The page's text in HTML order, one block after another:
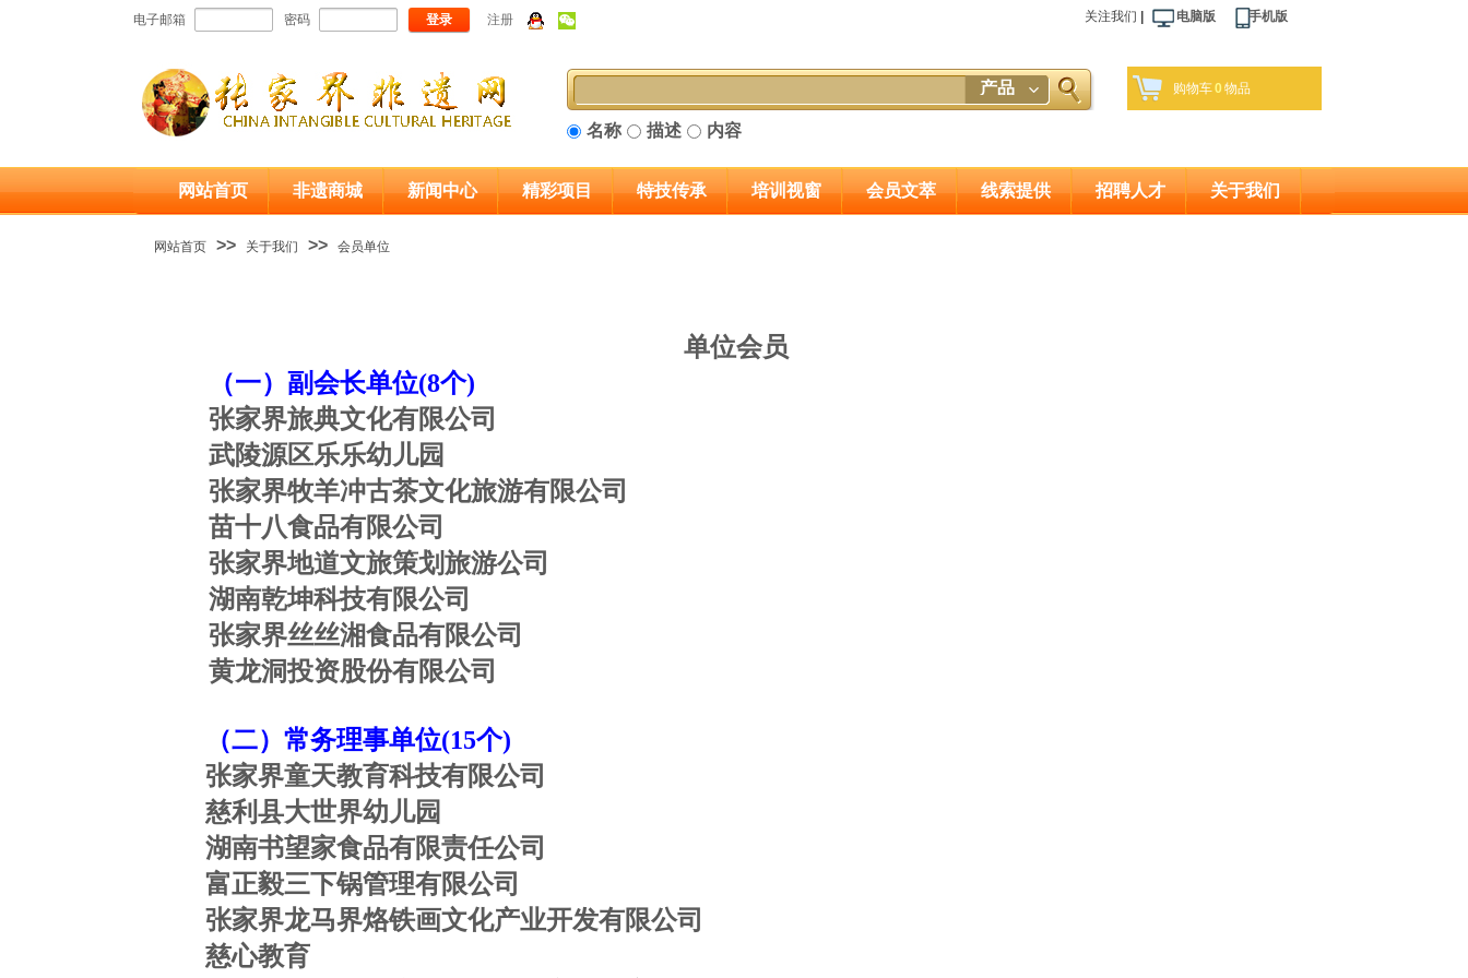
电子邮箱 密码 登录 注册 关注我们 电脑版 手机版
购物车0 物品
产品
名称 描述 内容
网站首页 非遗商城 新闻中心 精彩项目 特技传承 培训视窗 会员文萃 线索提供 招聘人才 关于我们
网站首页 >> 关于我们 >> 会员单位
单位会员
（一）副会长单位(8个)
张家界旅典文化有限公司
武陵源区乐乐幼儿园
张家界牧羊冲古茶文化旅游有限公司
苗十八食品有限公司
张家界地道文旅策划旅游公司
湖南乾坤科技有限公司
张家界丝丝湘食品有限公司
黄龙洞投资股份有限公司
（二）常务理事单位(15个)
张家界童天教育科技有限公司
慈利县大世界幼儿园
湖南书望家食品有限责任公司
富正毅三下锅管理有限公司
张家界龙马界烙铁画文化产业开发有限公司
慈心教育